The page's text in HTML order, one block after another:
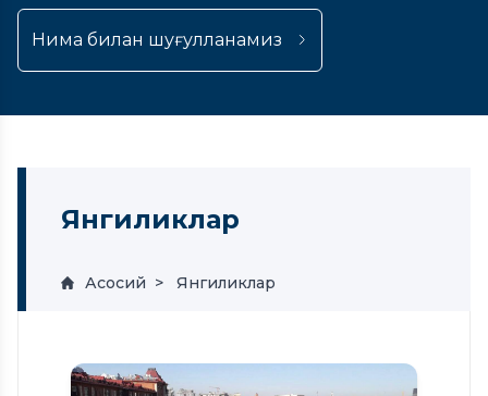
Нима билан шуғулланамиз
Янгиликлар
Асосий Янгиликлар